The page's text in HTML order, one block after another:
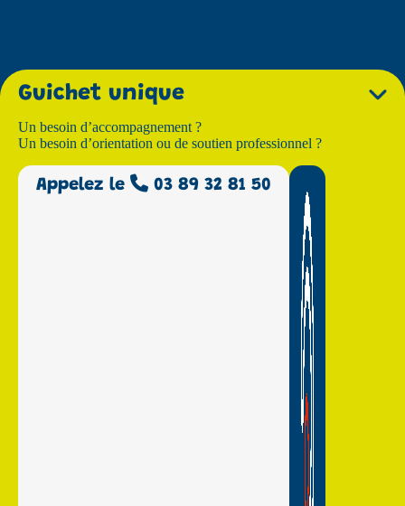
Guichet unique
Un besoin d’accompagnement ?
Un besoin d’orientation ou de soutien professionnel ?
Appelez le 03 89 32 81 50